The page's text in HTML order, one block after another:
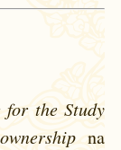
for the Study
na